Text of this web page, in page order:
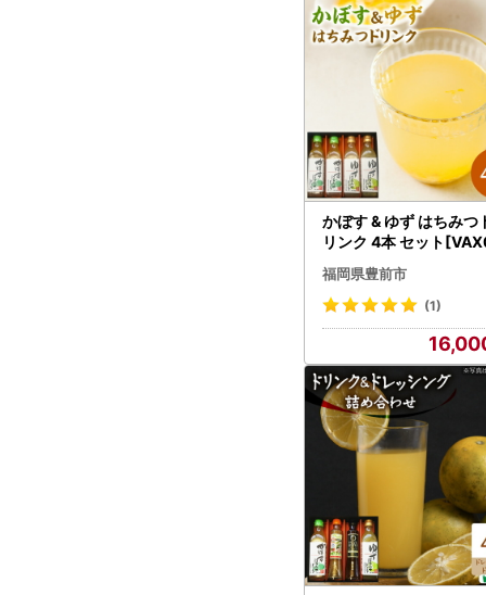
かぼす & ゆず はちみつ
リンク 4本 セット
5]飲料 ジュース
福岡県豊前市
(1)